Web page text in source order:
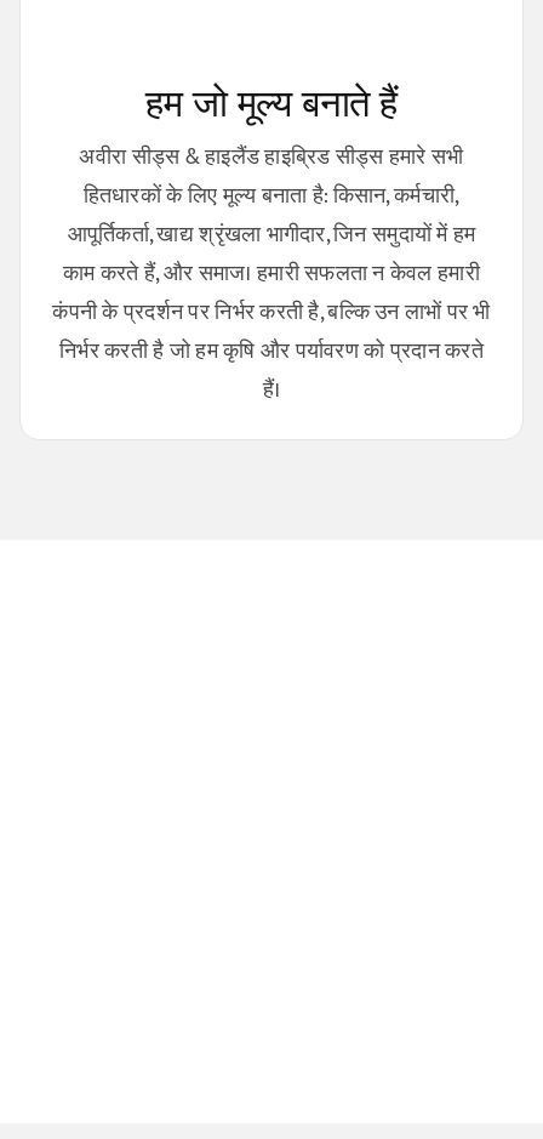
हम जो मूल्य बनाते हैं
अवीरा सीड्स & हाइलैंड हाइब्रिड सीड्स हमारे सभी
हितधारकों के लिए मूल्य बनाता है: किसान, कर्मचारी,
आपूर्तिकर्ता, खाद्य श्रृंखला भागीदार, जिन समुदायों में हम
काम करते हैं, और समाज। हमारी सफलता न केवल हमारी
कंपनी के प्रदर्शन पर निर्भर करती है, बल्कि उन लाभों पर भी
निर्भर करती है जो हम कृषि और पर्यावरण को प्रदान करते
हैं।